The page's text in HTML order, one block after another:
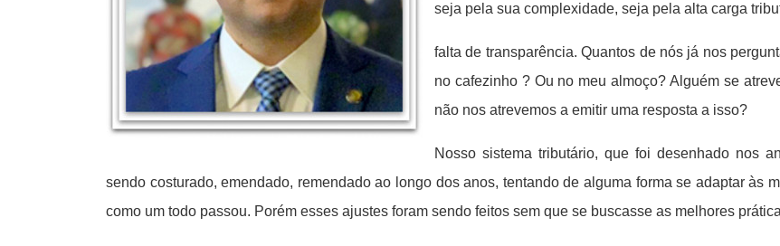
seja pela sua complexidade, seja pela alta carga
falta de transparência. Quantos de nós já nos
no cafezinho ? Ou no meu almoço? Alguém se
não nos atrevemos a emitir uma resposta a isso?
Nosso sistema tributário, que foi desenhado nos
sendo costurado, emendado, remendado ao longo dos anos, tentando de alguma forma se adaptar às
como um todo passou. Porém esses ajustes foram sendo feitos sem que se buscasse as melhores